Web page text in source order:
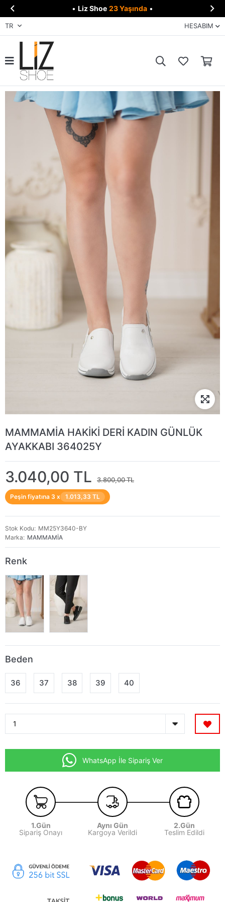
 • Liz Shoe 23 Yaşında • 
TR HESABIM
MAMMAMİA HAKİKİ DERİ KADIN GÜNLÜK
AYAKKABI 364025Y
3.040,00 TL 3.800,00 TL
Peşin fiyatına 3 x 1.013,33 TL
Stok Kodu
MM25Y3640-BY
Marka
MAMMAMİA
Renk
Beden
36 37 38 39 40
WhatsApp İle Sipariş Ver
1.Gün
Sipariş Onayı
Aynı Gün
Kargoya Verildi
2.Gün
Teslim Edildi